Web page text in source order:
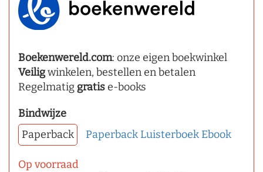
Boekenwereld.com: onze eigen boekwinkel
Veiligwinkelen, bestellen en betalen
Regelmatig gratise-books
Bindwijze
Paperback
Paperback Luisterboek Ebook
Op voorraad